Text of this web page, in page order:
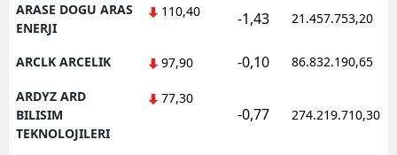
ARASE DOGU ARAS
ENERJI
110,40 -1,43 21.457.753,20
ARCLK ARCELIK 97,90 -0,10 86.832.190,65
ARDYZ ARD
BILISIM
TEKNOLOJILERI
77,30
-0,77 274.219.710,30